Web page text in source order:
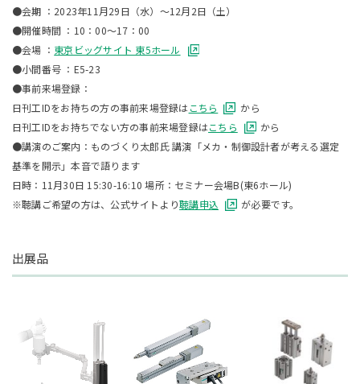
●会期 ：2023年11月29日（水）～12月2日（土）
●開催時間 ：10：00～17：00
●会場 ： 東京ビッグサイト 東5ホール
●小間番号 ：E5-23
●事前来場登録：
日刊工IDをお持ちの方の事前来場登録は こちら
から
日刊工IDをお持ちでない方の事前来場登録はこちら
から
●講演のご案内：ものづくり太郎氏 講演「メカ・制御設計者が考える選定
基準を開示」本音で語ります
日時：11月30日 15:30-16:10 場所：セミナー会場B(東6ホール)
※聴講ご希望の方は、公式サイトより聴講申込 が必要です。
出展品